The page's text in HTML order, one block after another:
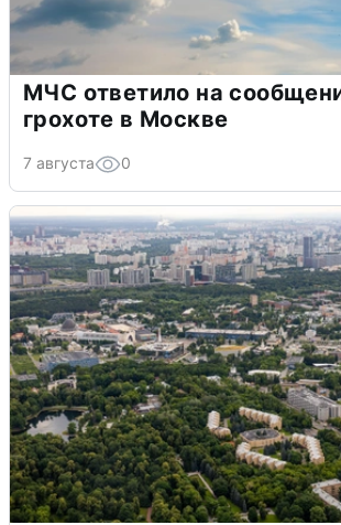
МЧС ответило на
грохоте в Москве
7 августа 0